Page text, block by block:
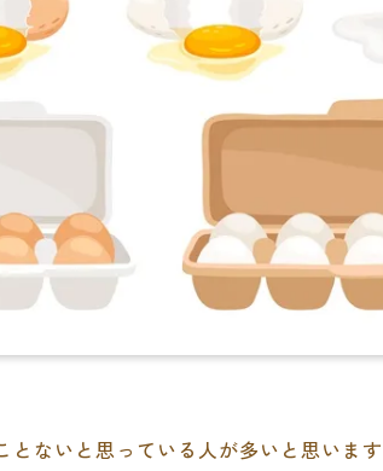
ないと思っている人が多いと思いま